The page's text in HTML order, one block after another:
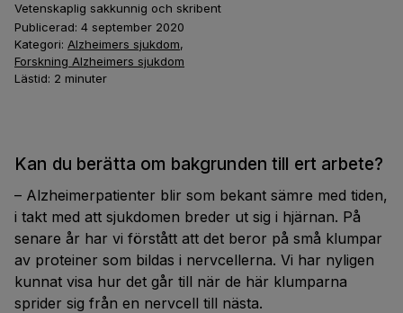
Vetenskaplig sakkunnig och skribent
Publicerad: 4 september 2020
Kategori: Alzheimers sjukdom,
Forskning Alzheimers sjukdom
Lästid: 2 minuter
Kan du berätta om bakgrunden till ert arbete?
– Alzheimerpatienter blir som bekant sämre med tiden,
i takt med att sjukdomen breder ut sig i hjärnan. På
senare år har vi förstått att det beror på små klumpar
av proteiner som bildas i nervcellerna. Vi har nyligen
kunnat visa hur det går till när de här klumparna
sprider sig från en nervcell till nästa.